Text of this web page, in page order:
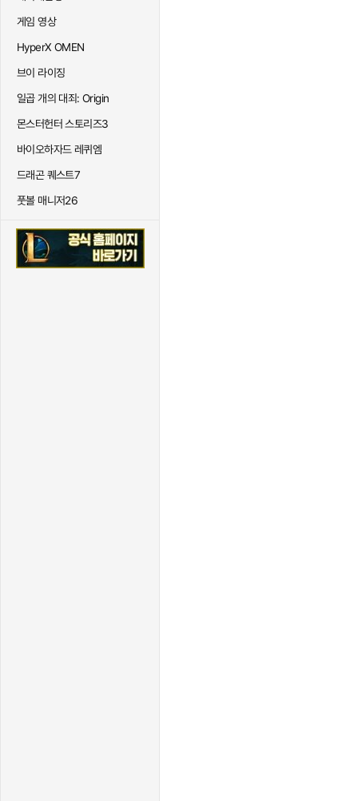
게임 영상
HyperX OMEN
브이 라이징
일곱 개의 대죄: Origin
몬스터헌터 스토리즈3
바이오하자드 레퀴엠
드래곤 퀘스트7
풋볼 매니저26